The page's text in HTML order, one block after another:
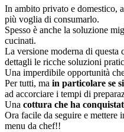
In ambito privato e domestico,
più voglia di consumarlo.
Spesso è anche la soluzione
cucinati.
La versione moderna di questa
dettagli le ricche soluzioni
Una imperdibile opportunità
Per tutti, ma in particolare se
ad accorciare i tempi di
Una cottura che ha
Ora facile da seguire e mettere
menu da chef!!